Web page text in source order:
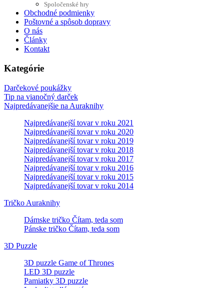
Spoločenské hry
Obchodné podmienky
Poštovné a spôsob dopravy
O nás
Články
Kontakt
Kategórie
Darčekové poukážky
Tip na vianočný darček
Najpredávanejšie na Auraknihy
Najpredávanejší tovar v roku 2021
Najpredávanejší tovar v roku 2020
Najpredávanejší tovar v roku 2019
Najpredávanejší tovar v roku 2018
Najpredávanejší tovar v roku 2017
Najpredávanejší tovar v roku 2016
Najpredávanejší tovar v roku 2015
Najpredávanejší tovar v roku 2014
Tričko Auraknihy
Dámske tričko Čítam, teda som
Pánske tričko Čítam, teda som
3D Puzzle
3D puzzle Game of Thrones
LED 3D puzzle
Pamiatky 3D puzzle